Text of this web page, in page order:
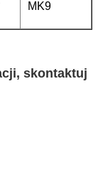
MK9
skontaktuj